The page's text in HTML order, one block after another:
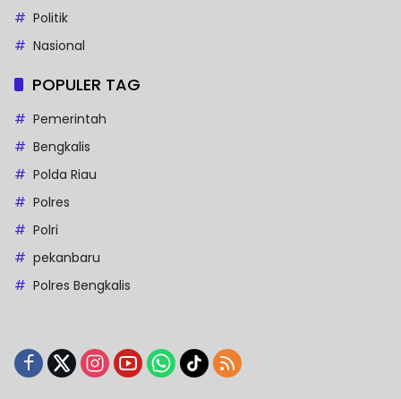
Politik
Nasional
POPULER TAG
Pemerintah
Bengkalis
Polda Riau
Polres
Polri
pekanbaru
Polres Bengkalis